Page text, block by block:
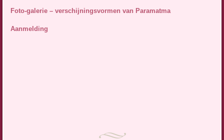
Foto-galerie – verschijningsvormen van Paramatma
Aanmelding